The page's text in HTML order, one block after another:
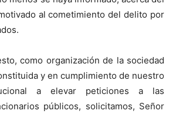
al cometimiento del delito por
como organización de la sociedad
y en cumplimiento de nuestro
a elevar peticiones a las
públicos, solicitamos, Señor